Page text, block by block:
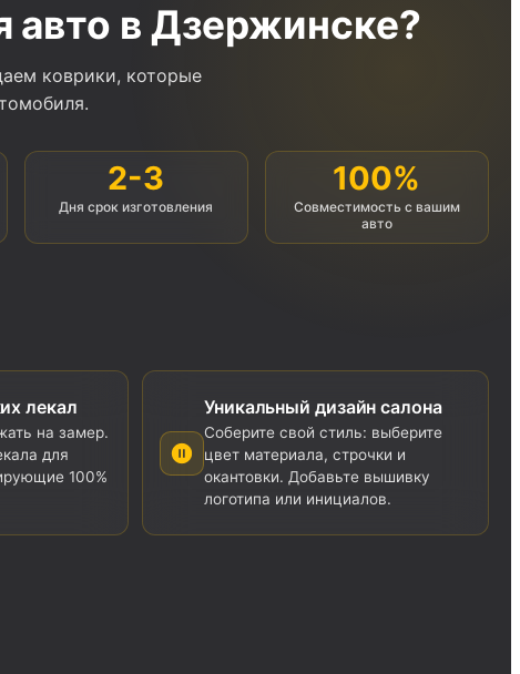
в Дзержинске?
коврики, которые
2-3
Дня срок изготовления
100%
Совместимость с вашим
авто
лекал
на замер.
для
100%
Уникальный дизайн салона
Соберите свой стиль: выберите
цвет материала, строчки и
окантовки. Добавьте вышивку
логотипа или инициалов.